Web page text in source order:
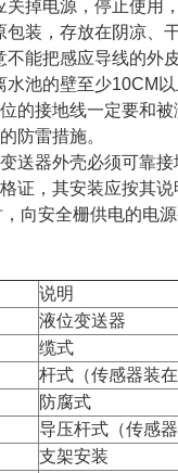
掉电源，停止使用
装，存放在阴凉、
能把感应导线的外
池的壁至少10CM
的接地线一定要和被
防雷措施。
送器外壳必须可靠接
证，其安装应按其说
向安全栅供电的电
说明
液位变送器
缆式
杆式（传感器装
防腐式
导压杆式（传感
支架安装